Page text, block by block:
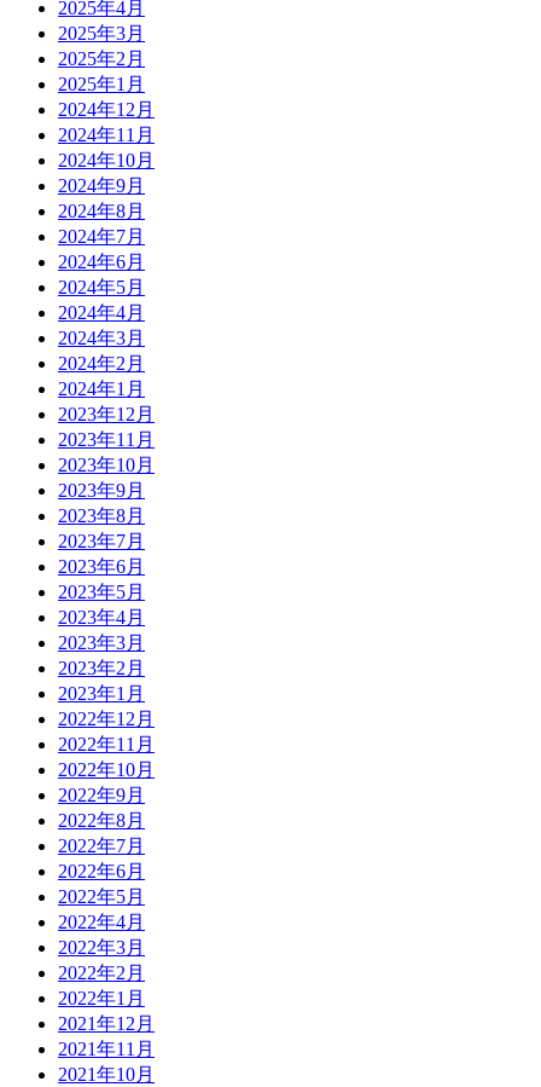
2025年4月
2025年3月
2025年2月
2025年1月
2024年12月
2024年11月
2024年10月
2024年9月
2024年8月
2024年7月
2024年6月
2024年5月
2024年4月
2024年3月
2024年2月
2024年1月
2023年12月
2023年11月
2023年10月
2023年9月
2023年8月
2023年7月
2023年6月
2023年5月
2023年4月
2023年3月
2023年2月
2023年1月
2022年12月
2022年11月
2022年10月
2022年9月
2022年8月
2022年7月
2022年6月
2022年5月
2022年4月
2022年3月
2022年2月
2022年1月
2021年12月
2021年11月
2021年10月